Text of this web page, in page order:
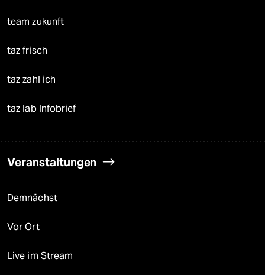
team zukunft
taz frisch
taz zahl ich
taz lab Infobrief
Veranstaltungen
Demnächst
Vor Ort
Live im Stream